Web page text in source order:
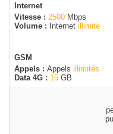
Internet
Vitesse : 2500 Mbps
Volume : Internet illimité
GSM
Appels : Appels illimités
Data 4G : 15 GB